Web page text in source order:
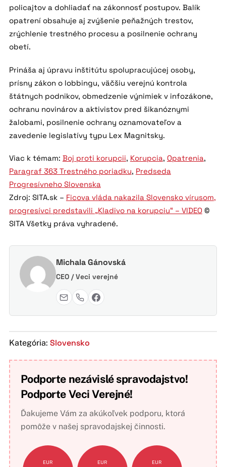
policajtov a dohliadať na zákonnosť postupov. Balík
opatrení obsahuje aj zvýšenie peňažných trestov,
zrýchlenie trestného procesu a posilnenie ochrany
obetí.
Prináša aj úpravu inštitútu spolupracujúcej osoby,
prísny zákon o lobbingu, väčšiu verejnú kontrola
štátnych podnikov, obmedzenie výnimiek v infozákone,
ochranu novinárov a aktivistov pred šikanóznymi
žalobami, posilnenie ochrany oznamovateľov a
zavedenie legislatívy typu Lex Magnitsky.
Viac k témam: Boj proti korupcii, Korupcia, Opatrenia,
Paragraf 363 Trestného poriadku, Predseda
Progresívneho Slovenska
Zdroj: SITA.sk – Ficova vláda nakazila Slovensko vírusom,
progresívci predstavili „Kladivo na korupciu“ – VIDEO©
SITA Všetky práva vyhradené.
Michala Gánovská
CEO / Veci verejné
Kategória: Slovensko
Podporte nezávislé spravodajstvo!
Podporte Veci Verejné!
Ďakujeme Vám za akúkoľvek podporu, ktorá
pomôže v našej spravodajskej činnosti.
EUR EUR EUR